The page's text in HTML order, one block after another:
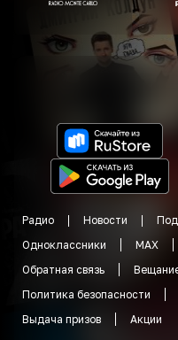
Радио Новости
Одноклассники
MAX
Обратная связь
Политика безопасности
Выдача призов
Акции